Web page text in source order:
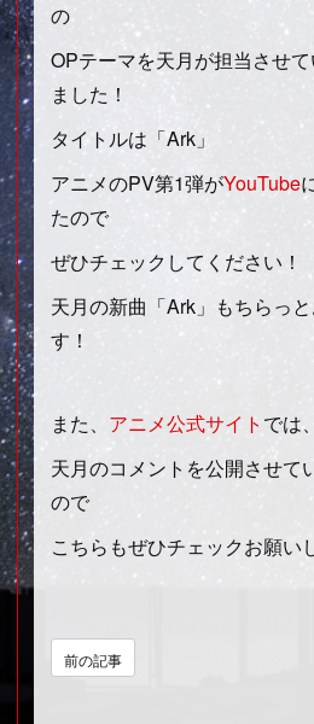
の
OPテーマを天月が担当させ
ました！
タイトルは「Ark」
アニメのPV第1弾がYouTube
たので
ぜひチェックしてください！
天月の新曲「Ark」もちらっ
す！
また、 アニメ公式サイト では、
天月のコメントを公開させて
ので
こちらもぜひチェックお願い
前の記事